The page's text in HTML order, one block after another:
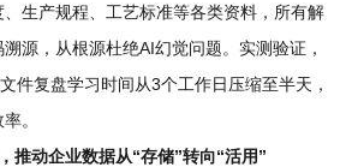
生产规程、工艺标准等各类资料，所有解
源，从根源杜绝AI幻觉问题。实测验证，
件复盘学习时间从3个工作日压缩至半天，
。
推动企业数据从“存储”转向“活用”